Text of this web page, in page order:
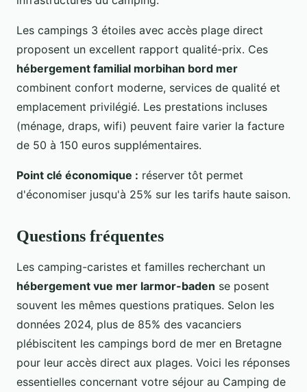
Les campings 3 étoiles avec accès plage direct
proposent un excellent rapport qualité-prix. Ces
hébergement familial morbihan bord mer
combinent confort moderne, services de qualité et
emplacement privilégié. Les prestations incluses
(ménage, draps, wifi) peuvent faire varier la facture
de 50 à 150 euros supplémentaires.
Point clé économique : réserver tôt permet
d'économiser jusqu'à 25% sur les tarifs haute saison.
Questions fréquentes
Les camping-caristes et familles recherchant un
hébergement vue mer larmor-baden se posent
souvent les mêmes questions pratiques. Selon les
données 2024, plus de 85% des vacanciers
plébiscitent les campings bord de mer en Bretagne
pour leur accès direct aux plages. Voici les réponses
essentielles concernant votre séjour au Camping de